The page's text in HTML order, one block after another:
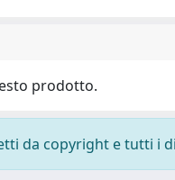
prodotto.
da copyright e tutti i